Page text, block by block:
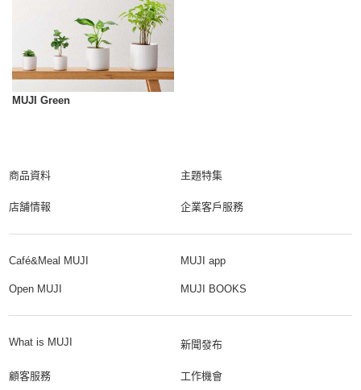
MUJI Green
商品資料 主題特集
店舗情報 企業客戶服務
Café&Meal MUJI MUJI app
Open MUJI MUJI BOOKS
What is MUJI 新聞發布
顧客服務 工作機會